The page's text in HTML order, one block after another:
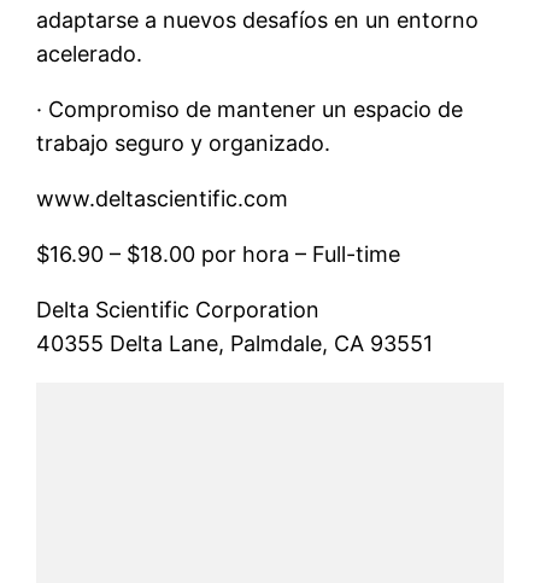
adaptarse a nuevos desafíos en un entorno
acelerado.
· Compromiso de mantener un espacio de
trabajo seguro y organizado.
www.deltascientific.com
$16.90 – $18.00 por hora – Full-time
Delta Scientific Corporation
40355 Delta Lane, Palmdale, CA 93551